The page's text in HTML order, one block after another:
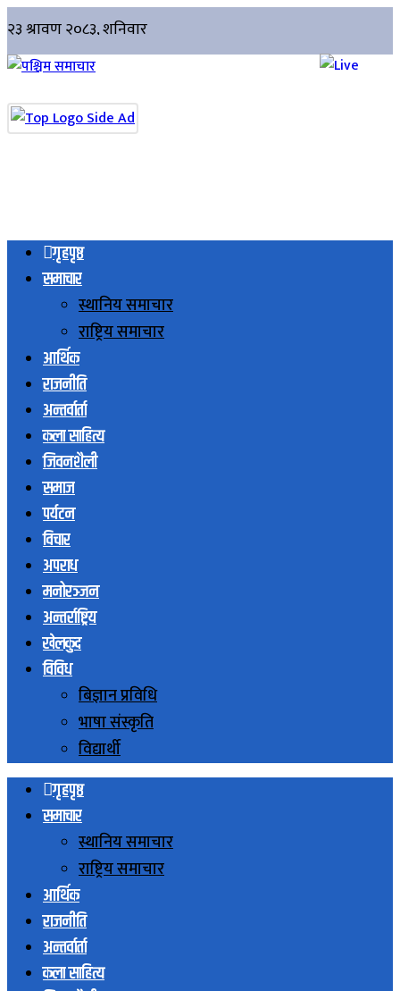
गृहपृष्ठ
समाचार
स्थानिय समाचार
राष्ट्रिय समाचार
आर्थिक
राजनीति
अन्तर्वार्ता
कला साहित्य
जिवनशैली
समाज
पर्यटन
विचार
अपराध
मनोरञ्जन
अन्तर्राष्ट्रिय
खेलकुद
विविध
बिज्ञान प्रविधि
भाषा संस्कृति
विद्यार्थी
गृहपृष्ठ
समाचार
स्थानिय समाचार
राष्ट्रिय समाचार
आर्थिक
राजनीति
अन्तर्वार्ता
कला साहित्य